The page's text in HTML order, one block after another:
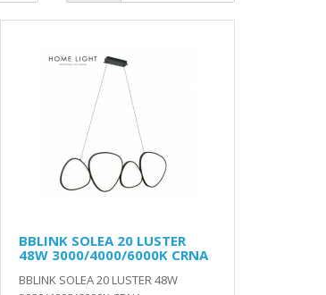
BBLINK SOLEA 20 LUSTER
48W 3000/4000/6000K CRNA
BBLINK SOLEA 20 LUSTER 48W